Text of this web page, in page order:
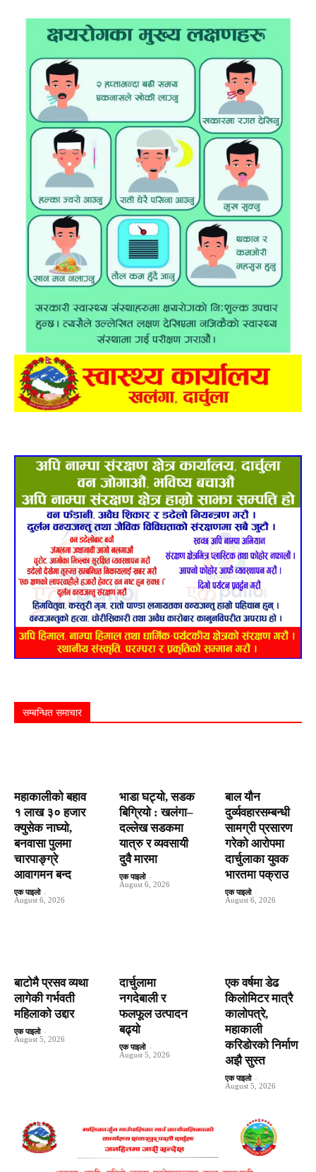
सम्बन्धित समाचार
महाकालीको बहाव
१ लाख ३० हजार
क्युसेक नाघ्यो,
बनवासा पुलमा
चारपाङ्ग्रे
आवागमन बन्द
एक पाइलो -
August 6, 2026
भाडा घट्यो, सडक
बिग्रियो : खलंगा–
दल्लेख सडकमा
यात्रु र व्यवसायी
दुवै मारमा
एक पाइलो -
August 6, 2026
बाल यौन
दुर्व्यवहारसम्बन्धी
सामग्री प्रसारण
गरेको आरोपमा
दार्चुलाका युवक
भारतमा पक्राउ
एक पाइलो -
August 6, 2026
बाटाेमै प्रसव व्यथा
लागेकी गर्भवती
महिलाको उद्दार
एक पाइलो -
August 5, 2026
दार्चुलामा
नगदेबाली र
फलफूल उत्पादन
बढ्यो
एक पाइलो -
August 5, 2026
एक वर्षमा डेढ
किलोमिटर मात्रै
कालोपत्रे,
महाकाली
करिडोरको निर्माण
अझै सुस्त
एक पाइलो -
August 5, 2026